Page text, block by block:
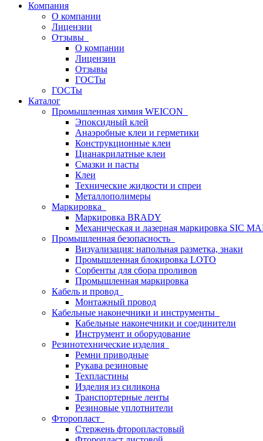
Компания
О компании
Лицензии
Отзывы
О компании
Лицензии
Отзывы
ГОСТы
ГОСТы
Каталог
Промышленная химия WEICON
Эпоксидный клей
Анаэробные клеи и герметики
Конструкционные клеи
Цианакрилатные клеи
Смазки и пасты
Клеи
Технические жидкости и спреи
Металлополимеры
Маркировка
Маркировка BRADY
Механическая и лазерная маркировка SIC
Промышленная безопасность
Визуализация: напольная разметка, знаки
Промышленная блокировка LOTO
Сорбенты для сбора проливов
Промышленная маркировка
Кабель и провод
Монтажный провод
Кабельные наконечники и инструменты
Кабельные наконечники и соединители
Инструмент и оборудование
Резинотехнические изделия
Ремни приводные
Рукава резиновые
Техпластины
Изделия из силикона
Транспортерные ленты
Резиновые уплотнители
Фторопласт
Стержень фторопластовый